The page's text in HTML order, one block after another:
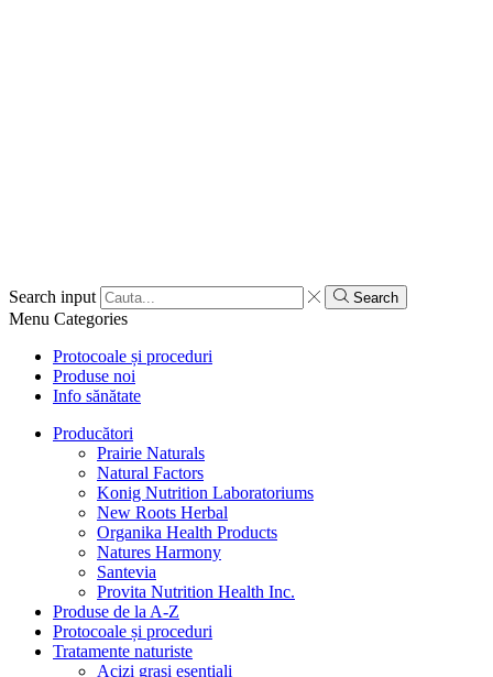
Search input Search
Menu Categories
Protocoale și proceduri
Produse noi
Info sănătate
Producători
Prairie Naturals
Natural Factors
Konig Nutrition Laboratoriums
New Roots Herbal
Organika Health Products
Natures Harmony
Santevia
Provita Nutrition Health Inc.
Produse de la A-Z
Protocoale și proceduri
Tratamente naturiste
Acizi grași esențiali